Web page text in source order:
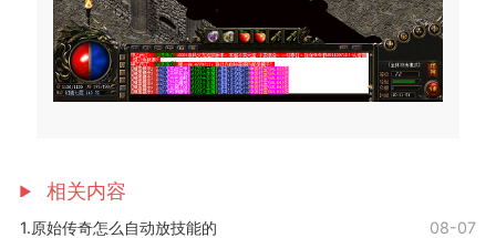
相关内容
1.原始传奇怎么自动放技能的
08-07